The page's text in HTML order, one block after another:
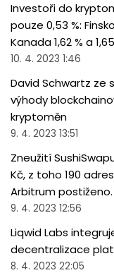
Investoři do
pouze 0,53 %:
Kanada 1,62 % a
10. 4. 2023 1:46
David Schwartz ze
výhody
kryptoměn
9. 4. 2023 13:51
Zneužití
Kč, z toho 190
Arbitrum postiženo.
9. 4. 2023 12:56
Liqwid Labs
decentralizace
8. 4. 2023 22:05